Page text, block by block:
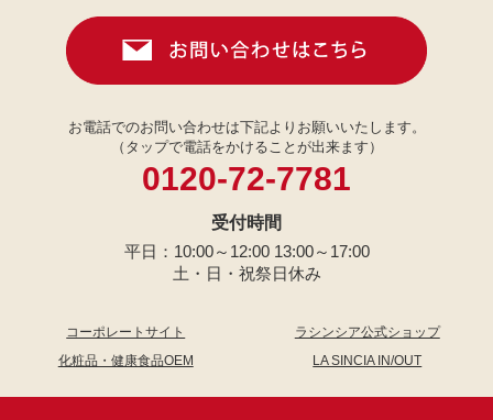
お電話でのお問い合わせは下記よりお願いいたします。
（タップで電話をかけることが出来ます）
0120-72-7781
受付時間
平日：10:00～12:00 13:00～17:00
土・日・祝祭日休み
コーポレートサイト
ラシンシア公式ショップ
化粧品・健康食品OEM
LA SINCIA IN/OUT